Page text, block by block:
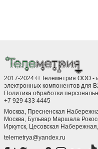
2017-2024 © Телеметрия ООО -
электронных компонентов для
Политика обработки
+7 929 433 4445
Москва, Пресненская
Москва, ​Бульвар Маршала
Иркутск, ​Цесовская
telemetrya@yandex.ru